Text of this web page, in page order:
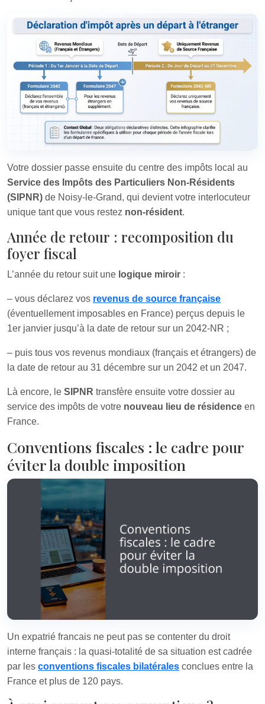
Votre dossier passe ensuite du centre des impôts local au
Service des Impôts des Particuliers Non-Résidents
(SIPNR) de Noisy-le-Grand, qui devient votre interlocuteur
unique tant que vous restez non-résident.
Année de retour : recomposition du
foyer fiscal
L’année du retour suit une logique miroir :
– vous déclarez vos revenus de source française
(éventuellement imposables en France) perçus depuis le
1er janvier jusqu’à la date de retour sur un 2042-NR ;
– puis tous vos revenus mondiaux (français et étrangers) de
la date de retour au 31 décembre sur un 2042 et un 2047.
Là encore, le SIPNR transfère ensuite votre dossier au
service des impôts de votre nouveau lieu de résidence en
France.
Conventions fiscales : le cadre pour
éviter la double imposition
Un expatrié francais ne peut pas se contenter du droit
interne français : la quasi-totalité de sa situation est cadrée
par les conventions fiscales bilatérales conclues entre la
France et plus de 120 pays.